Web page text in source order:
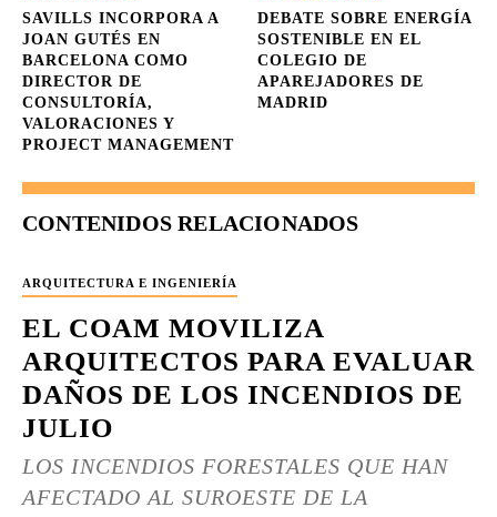
SAVILLS INCORPORA A
JOAN GUTÉS EN
BARCELONA COMO
DIRECTOR DE
CONSULTORÍA,
VALORACIONES Y
PROJECT MANAGEMENT
DEBATE SOBRE ENERGÍA
SOSTENIBLE EN EL
COLEGIO DE
APAREJADORES DE
MADRID
CONTENIDOS RELACIONADOS
ARQUITECTURA E INGENIERÍA
EL COAM MOVILIZA
ARQUITECTOS PARA EVALUAR
DAÑOS DE LOS INCENDIOS DE
JULIO
LOS INCENDIOS FORESTALES QUE HAN
AFECTADO AL SUROESTE DE LA